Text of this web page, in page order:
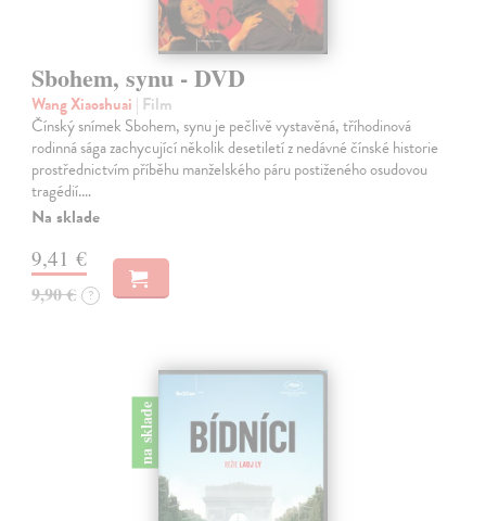
Sbohem, synu - DVD
Wang Xiaoshuai | Film
Čínský snímek Sbohem, synu je pečlivě vystavěná, tříhodinová
rodinná sága zachycující několik desetiletí z nedávné čínské historie
prostřednictvím příběhu manželského páru postiženého osudovou
tragédií.…
Na sklade
9,41 €
9,90 € ?
na sklade